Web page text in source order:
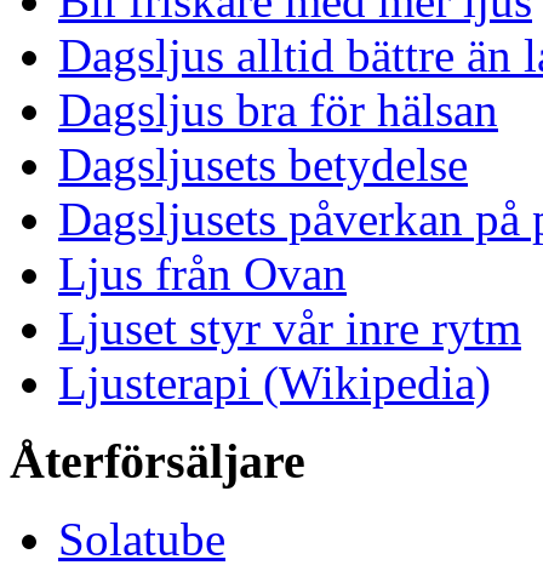
Dagsljus alltid bättre än
Dagsljus bra för hälsan
Dagsljusets betydelse
Dagsljusets påverkan på
Ljus från Ovan
Ljuset styr vår inre rytm
Ljusterapi (Wikipedia)
Återförsäljare
Solatube